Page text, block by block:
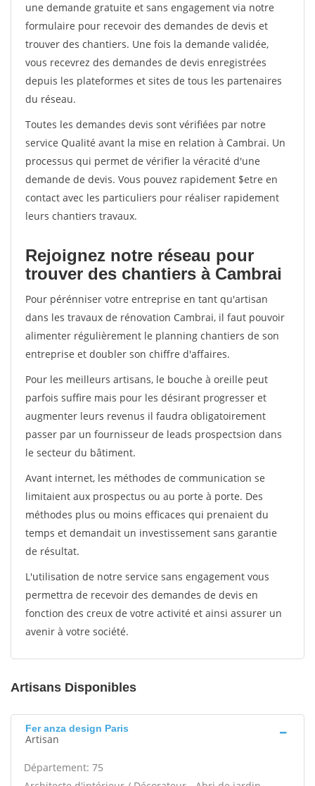
une demande gratuite et sans engagement via notre
formulaire pour recevoir des demandes de devis et
trouver des chantiers. Une fois la demande validée,
vous recevrez des demandes de devis enregistrées
depuis les plateformes et sites de tous les partenaires
du réseau.
Toutes les demandes devis sont vérifiées par notre
service Qualité avant la mise en relation à Cambrai. Un
processus qui permet de vérifier la véracité d'une
demande de devis. Vous pouvez rapidement $etre en
contact avec les particuliers pour réaliser rapidement
leurs chantiers travaux.
Rejoignez notre réseau pour
trouver des chantiers à Cambrai
Pour pérénniser votre entreprise en tant qu'artisan
dans les travaux de rénovation Cambrai, il faut pouvoir
alimenter régulièrement le planning chantiers de son
entreprise et doubler son chiffre d'affaires.
Pour les meilleurs artisans, le bouche à oreille peut
parfois suffire mais pour les désirant progresser et
augmenter leurs revenus il faudra obligatoirement
passer par un fournisseur de leads prospectsion dans
le secteur du bâtiment.
Avant internet, les méthodes de communication se
limitaient aux prospectus ou au porte à porte. Des
méthodes plus ou moins efficaces qui prenaient du
temps et demandait un investissement sans garantie
de résultat.
L'utilisation de notre service sans engagement vous
permettra de recevoir des demandes de devis en
fonction des creux de votre activité et ainsi assurer un
avenir à votre société.
Artisans Disponibles
Fer anza design Paris
Artisan
Département: 75